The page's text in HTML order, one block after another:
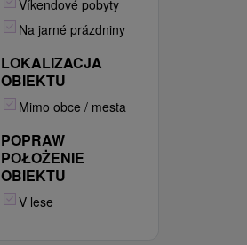
Víkendové pobyty
Na jarné prázdniny
LOKALIZACJA
OBIEKTU
Mimo obce / mesta
POPRAW
POŁOŻENIE
OBIEKTU
V lese